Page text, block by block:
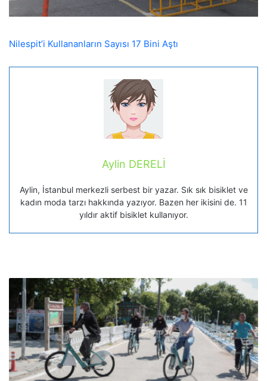
Nilespit’i Kullananların Sayısı 17 Bini Aştı
Aylin DERELİ
Aylin, İstanbul merkezli serbest bir yazar. Sık sık bisiklet ve
kadın moda tarzı hakkında yazıyor. Bazen her ikisini de. 11
yıldır aktif bisiklet kullanıyor.